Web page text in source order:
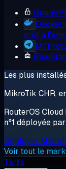
Docker
prêt à
Les plus
MikroTik CHR,
RouterOS Cloud
n°1 déployée
Déployer
Voir tout le
Tarifs